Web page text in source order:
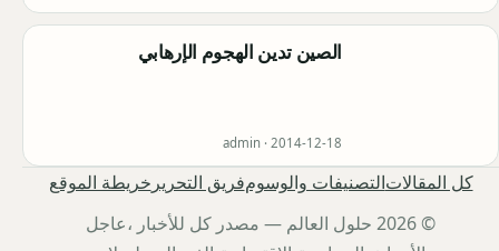
الصين تدين الهجوم الإرهابي
admin · 2014-12-18
كل المقالاتالتصنيفات والوسومفريق التحرير خريطة الموقع
© 2026 حلول العالم — مصدر كل للأخبار ،عاجل